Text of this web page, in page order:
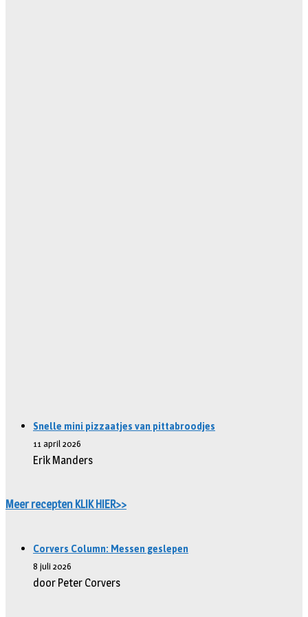
Snelle mini pizzaatjes van pittabroodjes
11 april 2026
Erik Manders
Meer recepten KLIK HIER>>
Corvers Column: Messen geslepen
8 juli 2026
door Peter Corvers